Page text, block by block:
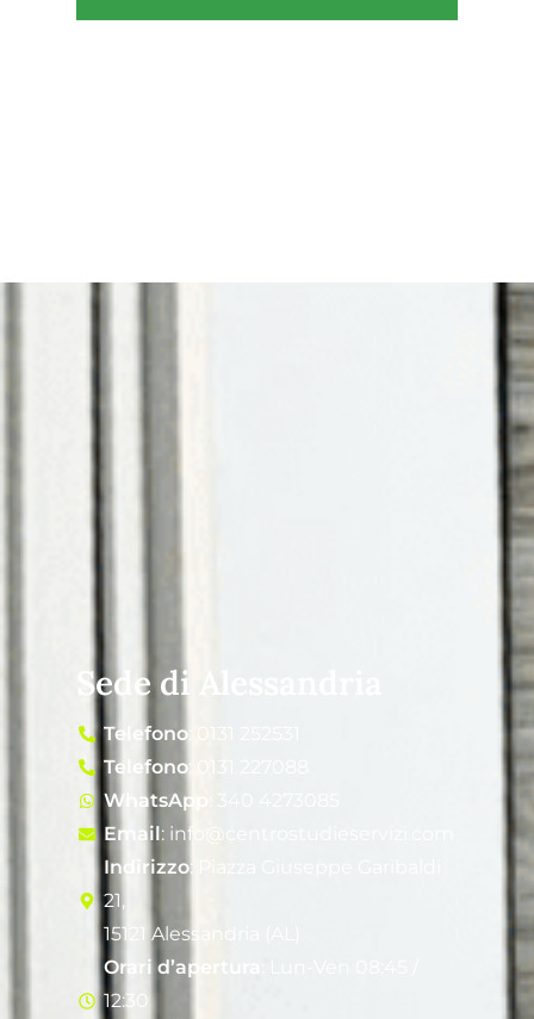
Sede di Alessandria
Telefono: 0131 252531
Telefono: 0131 227088
WhatsApp
Email : info@centrostudieservizi.com
Indirizzo: Piazza Giuseppe Garibaldi
21,
15121 Alessandria (AL)
Orari d’apertura
12:30